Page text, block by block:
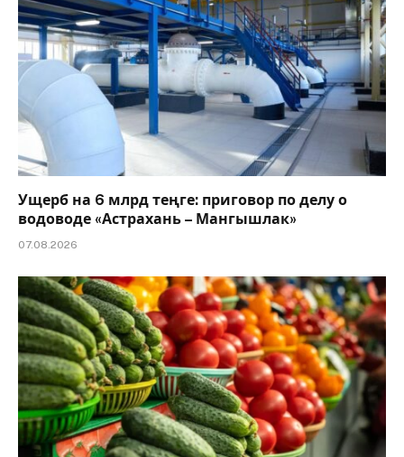
Ущерб на 6 млрд теңге: приговор по делу о
водоводе «Астрахань – Мангышлак»
07.08.2026